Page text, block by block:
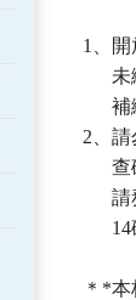
1、
未
補
2、
查
請
14
＊*